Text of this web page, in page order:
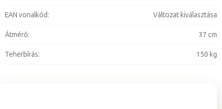
EAN vonalkód: Változat kiválasztása
Átmérő: 37 cm
Teherbírás: 150 kg